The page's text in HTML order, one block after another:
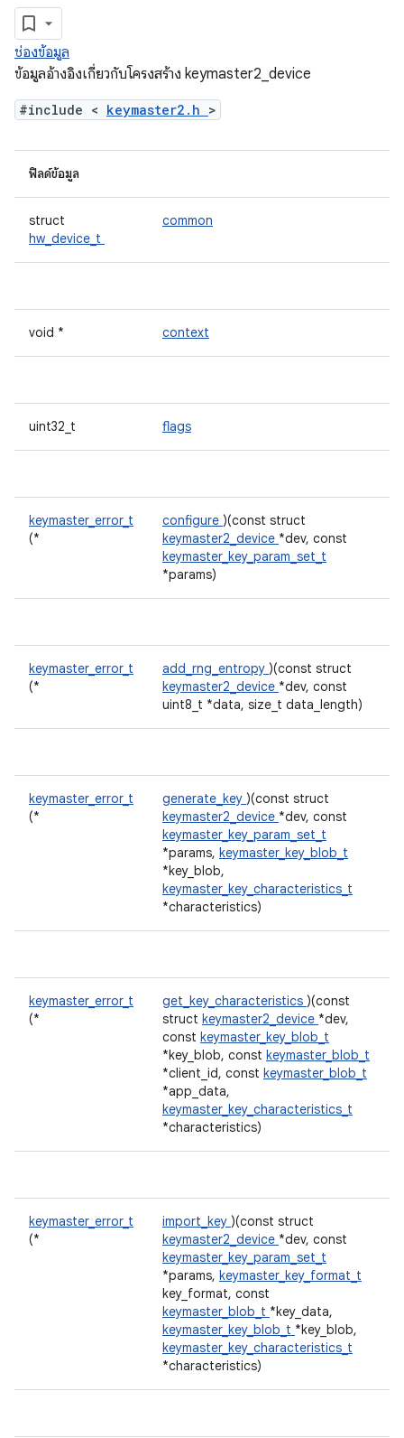
ช่องข้อมูล
ข้อมูลอ้างอิงเกี่ยวกับโครงสร้าง keymaster2_device
#include < keymaster2.h >
ฟิลด์ข้อมูล
struct
hw_device_t
common
void * context
uint32_t flags
keymaster_error_t
(*
configure )(const struct
keymaster2_device *dev, const
keymaster_key_param_set_t
*params)
keymaster_error_t
(*
add_rng_entropy )(const struct
keymaster2_device *dev, const
uint8_t *data, size_t data_length)
keymaster_error_t
(*
generate_key )(const struct
keymaster2_device *dev, const
keymaster_key_param_set_t
*params, keymaster_key_blob_t
*key_blob,
keymaster_key_characteristics_t
*characteristics)
keymaster_error_t
(*
get_key_characteristics )(const
struct keymaster2_device *dev,
const keymaster_key_blob_t
*key_blob, const keymaster_blob_t
*client_id, const keymaster_blob_t
*app_data,
keymaster_key_characteristics_t
*characteristics)
keymaster_error_t
(*
import_key )(const struct
keymaster2_device *dev, const
keymaster_key_param_set_t
*params, keymaster_key_format_t
key_format, const
keymaster_blob_t *key_data,
keymaster_key_blob_t *key_blob,
keymaster_key_characteristics_t
*characteristics)